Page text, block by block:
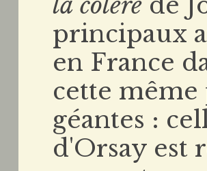
principaux
en France
cette même
géantes :
d'Orsay est